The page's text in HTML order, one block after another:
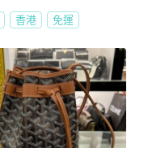
香港 免運